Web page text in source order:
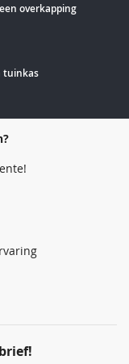
overkapping
tuinkas